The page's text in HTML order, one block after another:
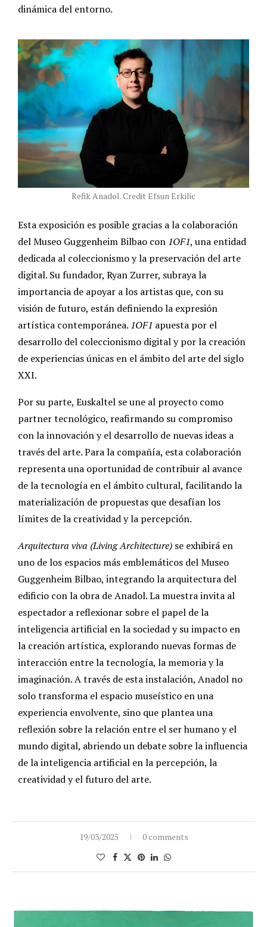
dinámica del entorno.
Refik Anadol. Credit Efsun Erkilic
Esta exposición es posible gracias a la colaboración
del Museo Guggenheim Bilbao con 1OF1, una entidad
dedicada al coleccionismo y la preservación del arte
digital. Su fundador, Ryan Zurrer, subraya la
importancia de apoyar a los artistas que, con su
visión de futuro, están definiendo la expresión
artística contemporánea. 1OF1 apuesta por el
desarrollo del coleccionismo digital y por la creación
de experiencias únicas en el ámbito del arte del siglo
XXI.
Por su parte, Euskaltel se une al proyecto como
partner tecnológico, reafirmando su compromiso
con la innovación y el desarrollo de nuevas ideas a
través del arte. Para la compañía, esta colaboración
representa una oportunidad de contribuir al avance
de la tecnología en el ámbito cultural, facilitando la
materialización de propuestas que desafían los
límites de la creatividad y la percepción.
Arquitectura viva (Living Architecture) se exhibirá en
uno de los espacios más emblemáticos del Museo
Guggenheim Bilbao, integrando la arquitectura del
edificio con la obra de Anadol. La muestra invita al
espectador a reflexionar sobre el papel de la
inteligencia artificial en la sociedad y su impacto en
la creación artística, explorando nuevas formas de
interacción entre la tecnología, la memoria y la
imaginación. A través de esta instalación, Anadol no
solo transforma el espacio museístico en una
experiencia envolvente, sino que plantea una
reflexión sobre la relación entre el ser humano y el
mundo digital, abriendo un debate sobre la influencia
de la inteligencia artificial en la percepción, la
creatividad y el futuro del arte.
19/03/2025 0 comments